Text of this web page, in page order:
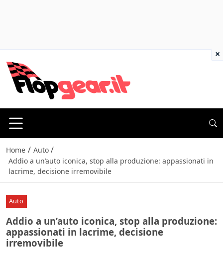
Home / Auto /
Addio a un’auto iconica, stop alla produzione: appassionati in
lacrime, decisione irremovibile
Auto
Addio a un’auto iconica, stop alla produzione:
appassionati in lacrime, decisione
irremovibile
×